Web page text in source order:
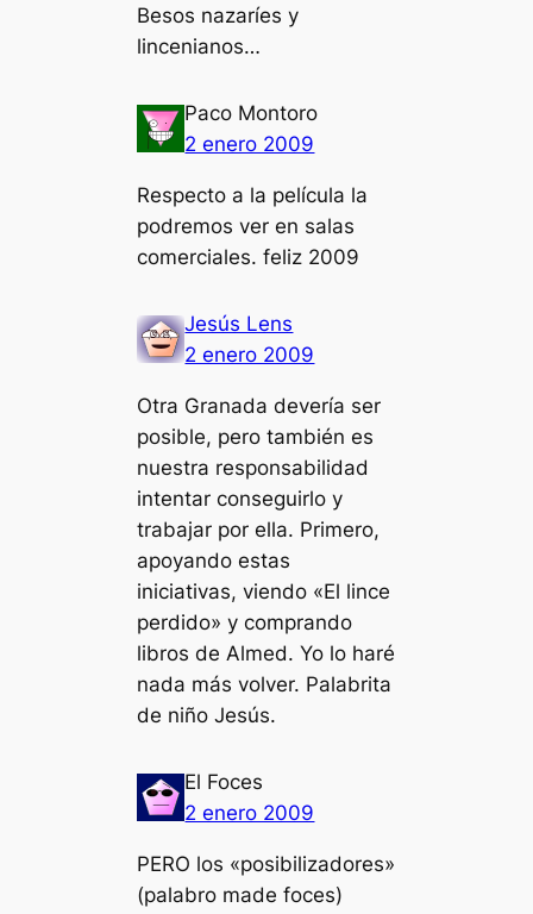
Besos nazaríes y
lincenianos…
Paco Montoro
2 enero 2009
Respecto a la película la
podremos ver en salas
comerciales. feliz 2009
Jesús Lens
2 enero 2009
Otra Granada devería ser
posible, pero también es
nuestra responsabilidad
intentar conseguirlo y
trabajar por ella. Primero,
apoyando estas
iniciativas, viendo «El lince
perdido» y comprando
libros de Almed. Yo lo haré
nada más volver. Palabrita
de niño Jesús.
El Foces
2 enero 2009
PERO los «posibilizadores»
(palabro made foces)